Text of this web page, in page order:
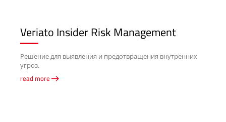
Veriato Insider Risk Management
Решение для выявления и предотвращения внутренних
угроз.
read more